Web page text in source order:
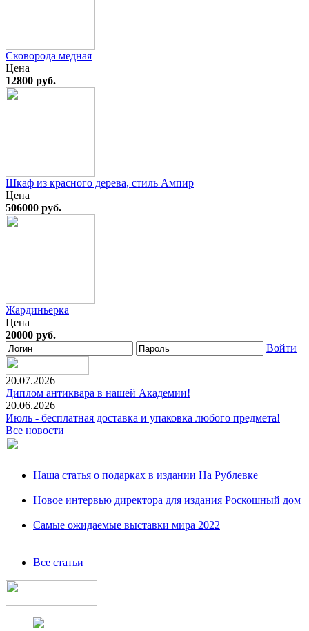
Сковорода медная
Цена
12800 руб.
Шкаф из красного дерева, стиль Ампир
Цена
506000 руб.
Жардиньерка
Цена
20000 руб.
Войти
20.07.2026
Диплом антиквара в нашей Академии!
20.06.2026
Июль - бесплатная доставка и упаковка любого предмета!
Все новости
Наша статья о подарках в издании На Рублевке
Новое интервью директора для издания Роскошный дом
Самые ожидаемые выставки мира 2022
Все статьи